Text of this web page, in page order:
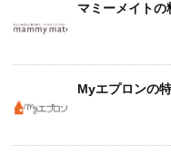
マミーメイト
Myエプロンの